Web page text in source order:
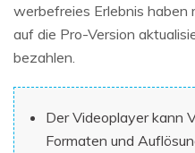
werbefreies Erlebnis haben
auf die Pro-Version
bezahlen.
Der Videoplayer kann
Formaten und